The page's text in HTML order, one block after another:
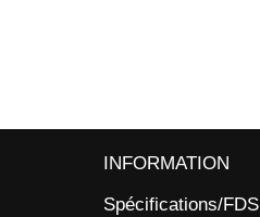
INFORMATION
Spécifications/FDS